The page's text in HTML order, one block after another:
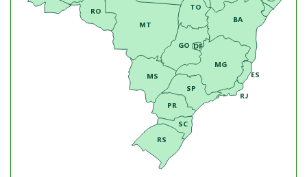
TO
BA
RO
MT
MS
GO
PR
SC
RS
SP
MG
RJ
ES
DF